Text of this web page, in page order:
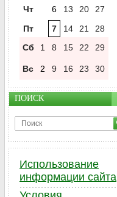
Чт 6 13 20
27
Пт
7 14 21
28
Сб
1 8 15 22 29
Вс 2 9 16 23 30
ПОИСК
Использование
информации сайта